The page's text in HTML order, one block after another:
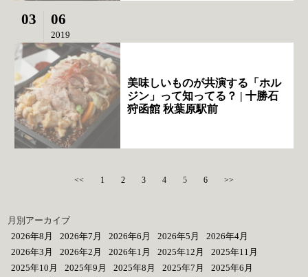
03 06
2019
美味しいものが共演する「ホル
ジン」って知ってる？ | 十勝石
狩函館 秋葉原駅前
<< 1 2 3 4 5 6 >>
月別アーカイブ
2026年8月
2026年7月 2026年6月 2026年5月
2026年4月
2026年3月
2026年2月 2026年1月 2025年12月
2025年11月
2025年10月
2025年9月 2025年8月 2025年7月
2025年6月